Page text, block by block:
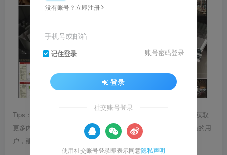
Tips：1.内容图片或视频可能会有压缩，若文章提供下载服务，获取
更多内容（无展示酷水印）可在下方下载； 2.没有百度网盘会员的用
户，建议用123云盘可获得更快的下载速度。
没有账号？立即注册
手机号或邮箱
记住登录 账号密码登录
登录
社交账号登录
使用社交账号登录即表示同意隐私声明